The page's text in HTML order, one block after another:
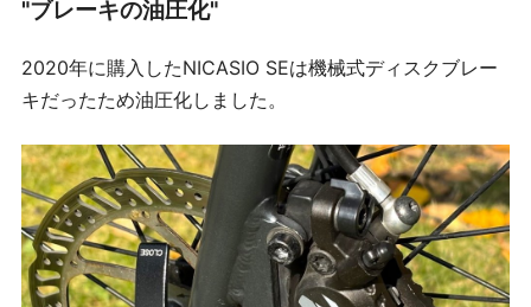
"ブレーキの油圧化"
2020年に購入したNICASIO SEは機械式ディスクブレー
キだったため油圧化しました。